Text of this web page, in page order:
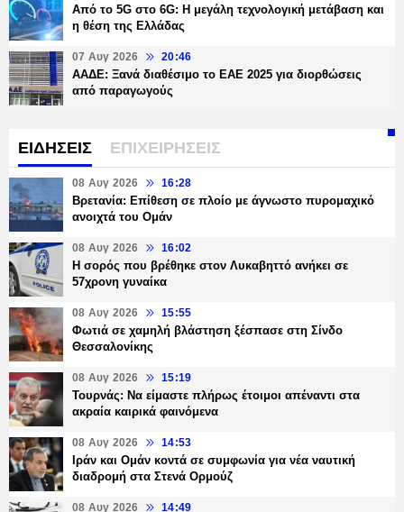
Από το 5G στο 6G: Η μεγάλη τεχνολογική μετάβαση και
η θέση της Ελλάδας
07 Αυγ 2026 20:46
ΑΑΔΕ: Ξανά διαθέσιμο το ΕΑΕ 2025 για διορθώσεις
από παραγωγούς
ΕΙΔΗΣΕΙΣ ΕΠΙΧΕΙΡΗΣΕΙΣ
08 Αυγ 2026 16:28
Βρετανία: Επίθεση σε πλοίο με άγνωστο πυρομαχικό
ανοιχτά του Ομάν
08 Αυγ 2026 16:02
Η σορός που βρέθηκε στον Λυκαβηττό ανήκει σε
57χρονη γυναίκα
08 Αυγ 2026 15:55
Φωτιά σε χαμηλή βλάστηση ξέσπασε στη Σίνδο
Θεσσαλονίκης
08 Αυγ 2026 15:19
Τουρνάς: Να είμαστε πλήρως έτοιμοι απέναντι στα
ακραία καιρικά φαινόμενα
08 Αυγ 2026 14:53
Ιράν και Ομάν κοντά σε συμφωνία για νέα ναυτική
διαδρομή στα Στενά Ορμούζ
08 Αυγ 2026 14:49